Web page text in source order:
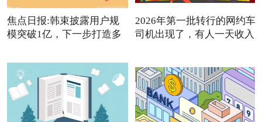
焦点日报:韩束披露用户规
模突破1亿，下一步打造多
2026年第一批转行的网约车
司机出现了，有人一天收入